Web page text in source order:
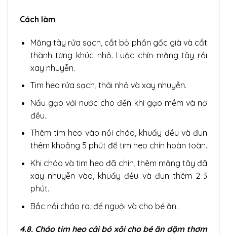
Cách làm:
Măng tây rửa sạch, cắt bỏ phần gốc già và cắt
thành từng khúc nhỏ. Luộc chín măng tây rồi
xay nhuyễn.
Tim heo rửa sạch, thái nhỏ và xay nhuyễn.
Nấu gạo với nước cho đến khi gạo mềm và nở
đều.
Thêm tim heo vào nồi cháo, khuấy đều và đun
thêm khoảng 5 phút để tim heo chín hoàn toàn.
Khi cháo và tim heo đã chín, thêm măng tây đã
xay nhuyễn vào, khuấy đều và đun thêm 2-3
phút.
Bắc nồi cháo ra, để nguội và cho bé ăn.
4.8. Cháo tim heo cải bó xôi cho bé ăn dặm thơm